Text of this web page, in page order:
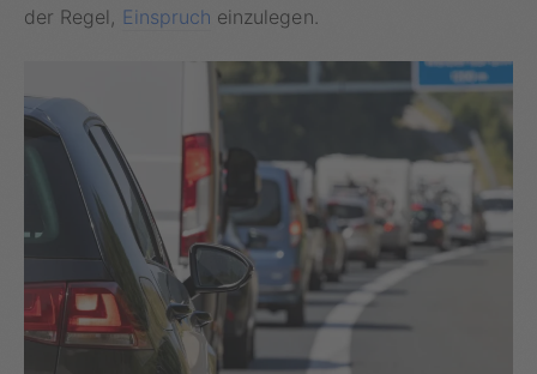
der Regel, Einspruch einzulegen.